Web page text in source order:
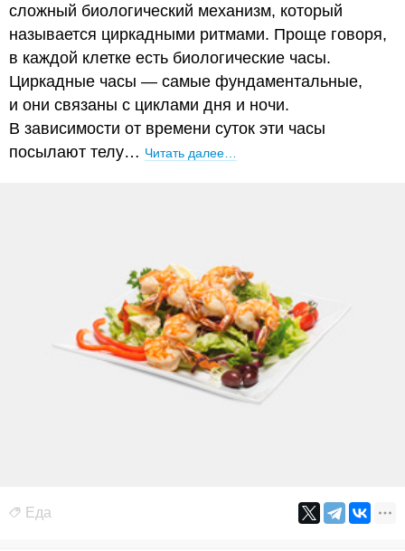
сложный биологический механизм, который
называется циркадными ритмами. Проще говоря,
в каждой клетке есть биологические часы.
Циркадные часы — самые фундаментальные,
и они связаны с циклами дня и ночи.
В зависимости от времени суток эти часы
посылают телу… Читать далее…
Еда